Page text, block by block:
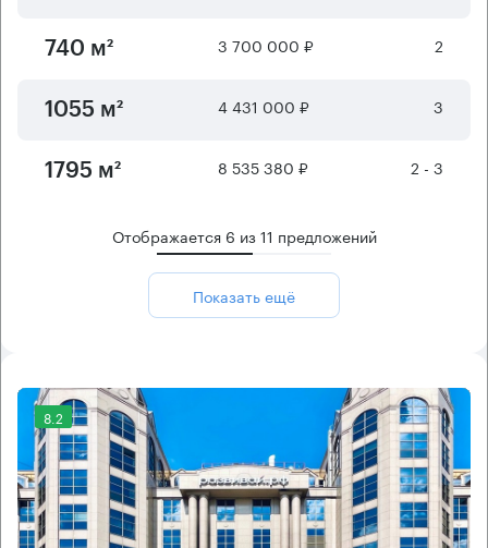
740 м² 3 700 000 ₽ 2
1055 м² 4 431 000 ₽ 3
1795 м² 8 535 380 ₽ 2 - 3
Отображается 6 из11 предложений
Показать ещё
8.2